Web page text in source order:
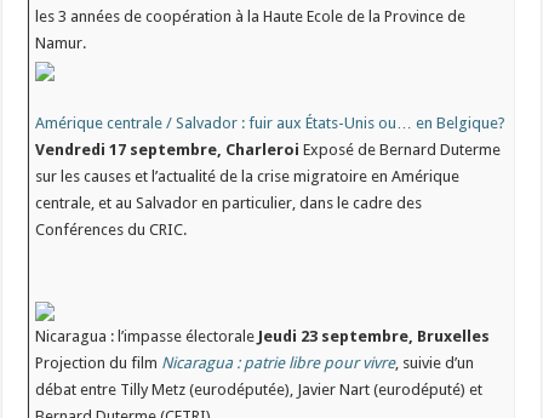
les 3 années de coopération à la Haute Ecole de la Province de
Namur.
Amérique centrale / Salvador : fuir aux États-Unis ou… en Belgique?
Vendredi 17 septembre, Charleroi Exposé de Bernard Duterme
sur les causes et l’actualité de la crise migratoire en Amérique
centrale, et au Salvador en particulier, dans le cadre des
Conférences du CRIC.
Nicaragua : l’impasse électorale Jeudi 23 septembre, Bruxelles
Projection du film Nicaragua : patrie libre pour vivre, suivie d’un
débat entre Tilly Metz (eurodéputée), Javier Nart (eurodéputé) et